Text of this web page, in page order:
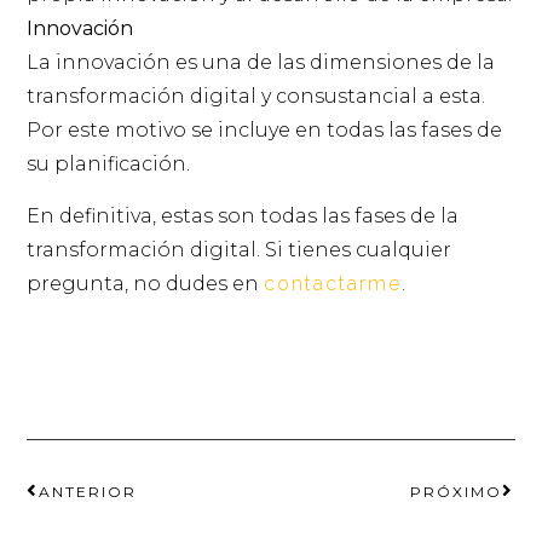
Innovación
La innovación es una de las dimensiones de la
transformación digital y consustancial a esta.
Por este motivo se incluye en todas las fases de
su planificación.
En definitiva, estas son todas las fases de la
transformación digital. Si tienes cualquier
pregunta, no dudes en contactarme
ANTERIOR PRÓXIMO